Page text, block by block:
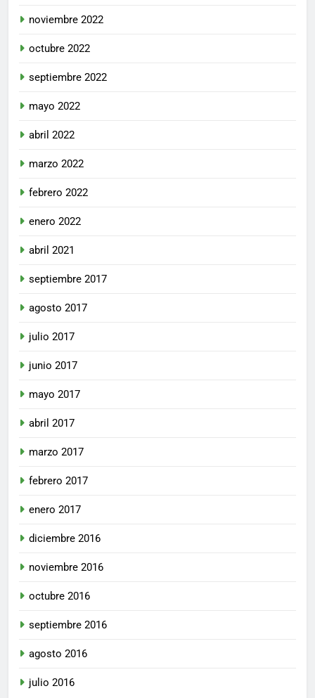
noviembre 2022
octubre 2022
septiembre 2022
mayo 2022
abril 2022
marzo 2022
febrero 2022
enero 2022
abril 2021
septiembre 2017
agosto 2017
julio 2017
junio 2017
mayo 2017
abril 2017
marzo 2017
febrero 2017
enero 2017
diciembre 2016
noviembre 2016
octubre 2016
septiembre 2016
agosto 2016
julio 2016